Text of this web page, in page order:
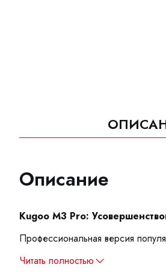
Описание
Kugoo M3 Pro:
Профессиональная версия
Читать полностью